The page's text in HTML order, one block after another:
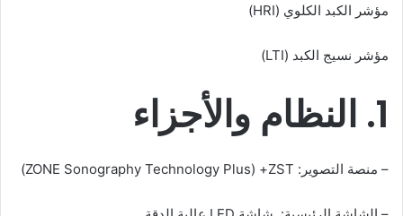
مؤشر الكبد الكلوي (HRI)
مؤشر نسيج الكبد (LTI)
1. النظام والأجزاء
– منصة التصوير: ZST+ ‏(ZONE Sonography Technology Plus)